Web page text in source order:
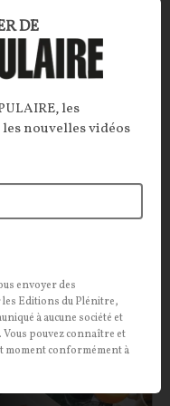
et Ernst
peut-il être ami
ancien
bien que oui.
François
DE
les
nouvelles vidéos
envoyer des
Editions du Plénitre,
à aucune société et
pouvez connaître et
moment conformément à